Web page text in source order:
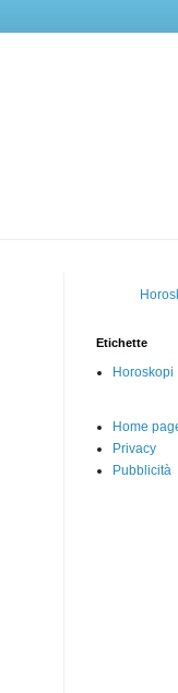
Etichette
Horoskopi
Home
Privacy
Pubblicità